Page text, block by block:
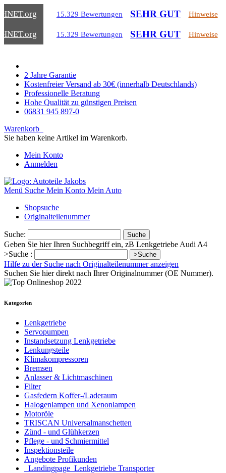
.org 15.329 Bewertungen SEHR GUT Hinweise
.org 15.329 Bewertungen SEHR GUT Hinweise
2 Jahre Garantie
Kostenfreier Versand ab 30€ (innerhalb Deutschlands)
Professionelle Beratung
Hohe Qualität zu günstigen Preisen
06831 945 897-0
Warenkorb
Sie haben keine Artikel im Warenkorb.
Mein Konto
Anmelden
Menü Suche Mein Konto Mein Auto
Shopsuche
Originalteilenummer
Suche: Suche
Geben Sie hier Ihren Suchbegriff ein, zB Lenkgetriebe Audi A4
>Suche :
>Suche
Hilfe zu der Suche nach Originalteilenummer anzeigen
Suchen Sie hier direkt nach Ihrer Originalnummer (OE Nummer).
Kategorien
Lenkgetriebe
Servopumpen
Instandsetzung Lenkgetriebe
Lenkungsteile
Klimakompressoren
Bremsen
Anlasser & Lichtmaschinen
Filter
Gasfedern Koffer-/Laderaum
Halogenlampen und Xenonlampen
Motoröle
TRISCAN Universalmanschetten
Zünd - und Glühkerzen
Pflege - und Schmiermittel
Inspektionsteile
Angebote Profikunden
_Landingpage_Lenkgetriebe Transporter